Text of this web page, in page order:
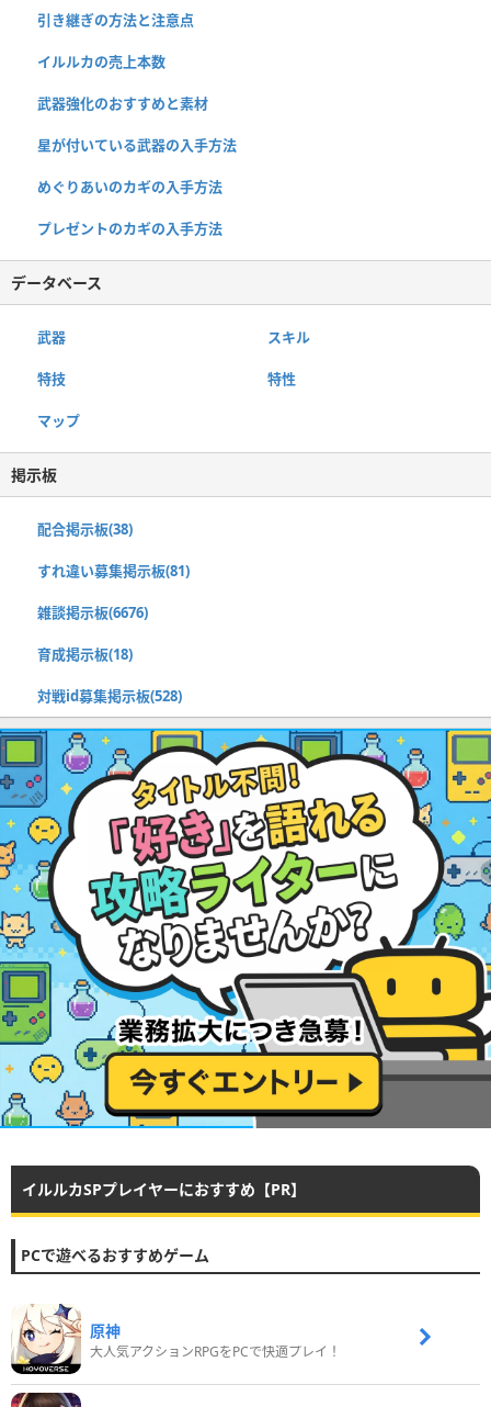
引き継ぎの方法と注意点
イルルカの売上本数
武器強化のおすすめと素材
星が付いている武器の入手方法
めぐりあいのカギの入手方法
プレゼントのカギの入手方法
データベース
武器 スキル
特技 特性
マップ
掲示板
配合掲示板(38)
すれ違い募集掲示板(81)
雑談掲示板(6676)
育成掲示板(18)
対戦id募集掲示板(528)
イルルカSPプレイヤーにおすすめ【PR】
PCで遊べるおすすめゲーム
原神
大人気アクションRPGをPCで快適プレイ！